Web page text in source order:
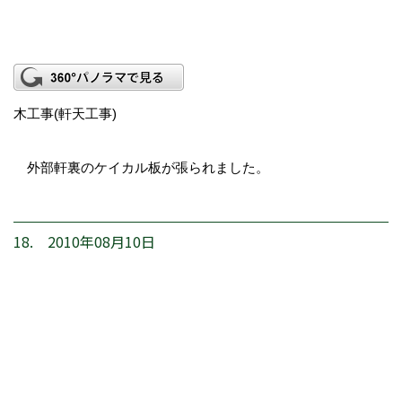
木工事(軒天工事)
外部軒裏のケイカル板が張られました。
18. 2010年08月10日